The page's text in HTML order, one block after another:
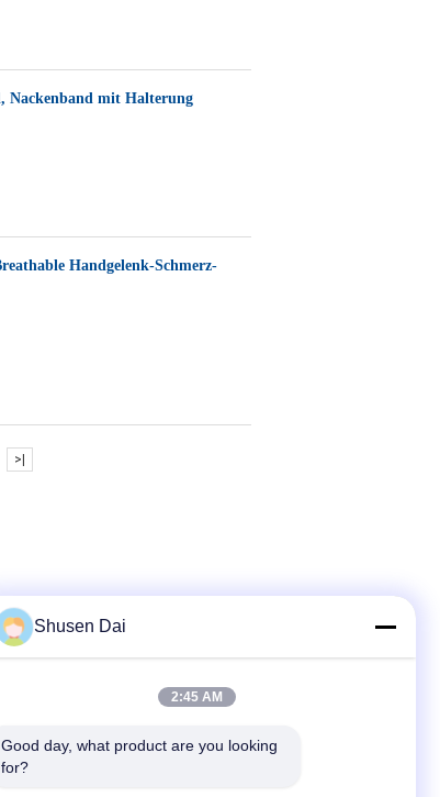
Nackenband mit Halterung
Handgelenk-Schmerz-
>|
Shusen Dai
2:45 AM
Good day, what product are you looking
for?